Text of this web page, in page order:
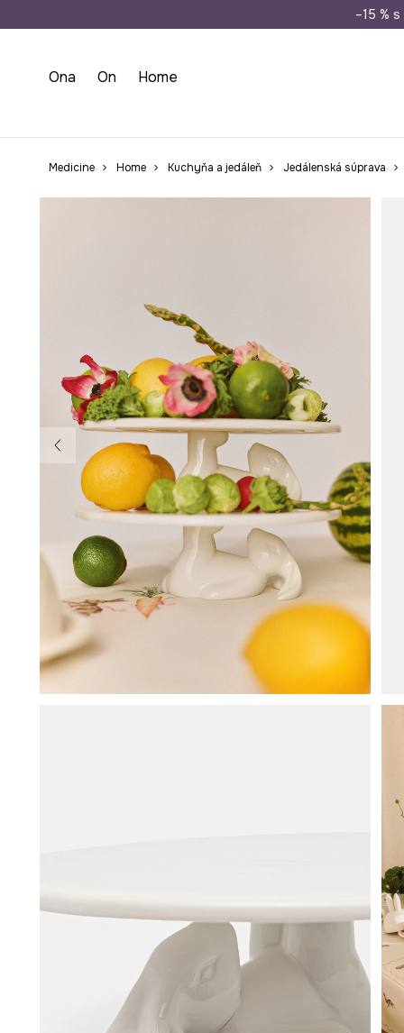
Doprava–15 %
Ona On Home
Medicine Home Kuchyňa a jedáleň Jedálenská súprava